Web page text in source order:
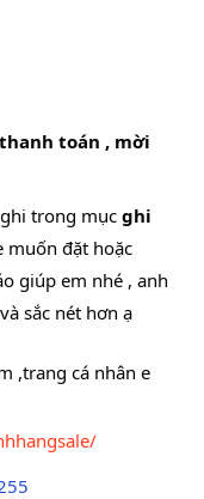
toán , mời
trong mục ghi
muốn đặt hoặc
giúp em nhé , anh
sắc nét hơn ạ
,trang cá nhân e